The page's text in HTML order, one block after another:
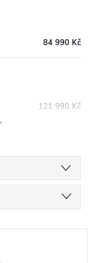
84 990 Kč
121 990 Kč